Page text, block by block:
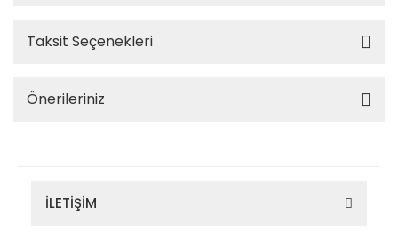
Taksit Seçenekleri
Önerileriniz
İLETİŞİM